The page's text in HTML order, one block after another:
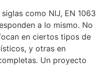
como NIJ, EN 1063
a lo mismo. No
en ciertos tipos de
y otras en
Un proyecto